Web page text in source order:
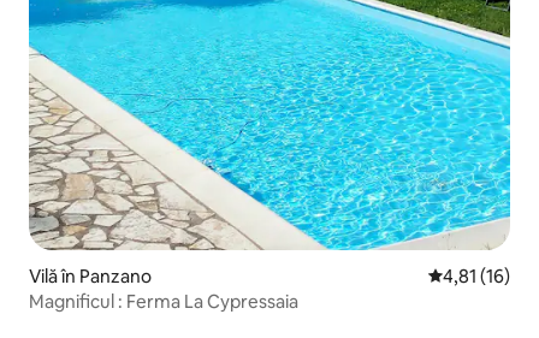
Vilă în Panzano Scor mediu
4,81 (16)
Magnificul : Ferma La Cypressaia